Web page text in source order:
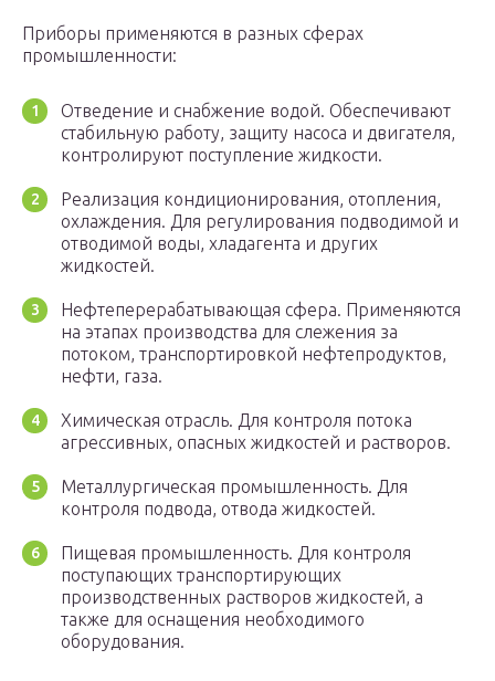
Приборы применяются в разных сферах
промышленности:
Отведение и снабжение водой. Обеспечивают
стабильную работу, защиту насоса и двигателя,
контролируют поступление жидкости.
Реализация кондиционирования, отопления,
охлаждения. Для регулирования подводимой и
отводимой воды, хладагента и других
жидкостей.
Нефтеперерабатывающая сфера. Применяются
на этапах производства для слежения за
потоком, транспортировкой нефтепродуктов,
нефти, газа.
Химическая отрасль. Для контроля потока
агрессивных, опасных жидкостей и растворов.
Металлургическая промышленность. Для
контроля подвода, отвода жидкостей.
Пищевая промышленность. Для контроля
поступающих транспортирующих
производственных растворов жидкостей, а
также для оснащения необходимого
оборудования.